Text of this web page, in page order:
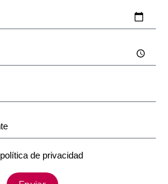
política de privacidad